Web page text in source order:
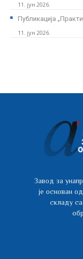
11. јун 2026.
Публикација
11. јун 2026.
Завод за
је основан
складу